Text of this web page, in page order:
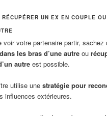
UN EX EN COUPLE
votre partenaire partir, sachez
les bras d’une autre ou
autre est possible.
utilise unestratégie pour
influences extérieures.